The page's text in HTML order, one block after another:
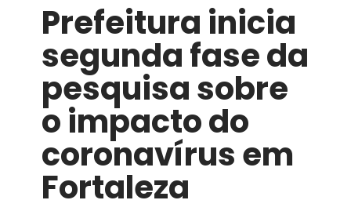
do coronavírus
em Fortaleza
Prefeitura inicia
segunda fase da
pesquisa sobre
o impacto do
coronavírus em
Fortaleza